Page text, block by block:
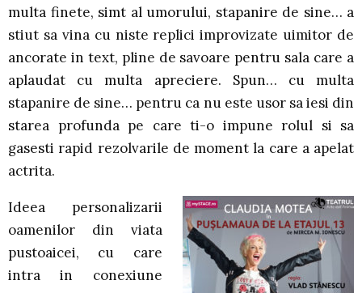
multa finete, simt al umorului, stapanire de sine… a
stiut sa vina cu niste replici improvizate uimitor de
ancorate in text, pline de savoare pentru sala care a
aplaudat cu multa apreciere. Spun… cu multa
stapanire de sine… pentru ca nu este usor sa iesi din
starea profunda pe care ti-o impune rolul si sa
gasesti rapid rezolvarile de moment la care a apelat
actrita.
Ideea personalizarii
oamenilor din viata
pustoaicei, cu care
intra in conexiune